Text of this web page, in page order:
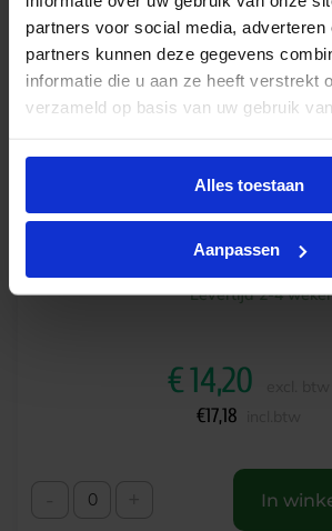
partners voor social media, adverteren
partners kunnen deze gegevens
informatie die u aan ze heeft verstrekt
verzameld op basis van uw gebruik
Alles toestaan
Aanpassen
Ledvance DULUX LED T/E 16-
GX24Q-3
Levertijd 2-4
€14,20
€17,18
In